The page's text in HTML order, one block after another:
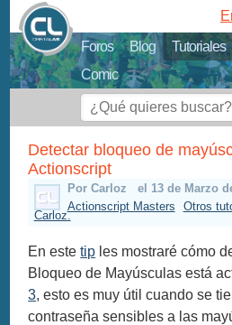
Foros Blog Tutoriales
Comic
Detectar bloqueo de
Actionscript
Por Carloz
el 13 de Marzo
Actionscript Masters
Otros
Carloz.
En estetip les mostraré cómo
Bloqueo de Mayúsculas está
3, esto es muy útil cuando se
contraseña sensibles a las